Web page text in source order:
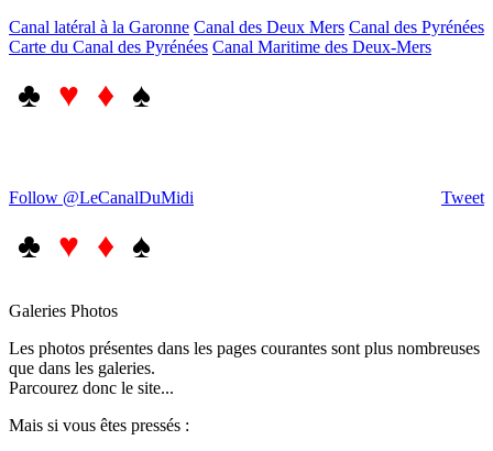
Canal latéral à la Garonne Canal des Deux Mers Canal des Pyrénées
Carte du Canal des Pyrénées Canal Maritime des Deux-Mers
♣ ♥ ♦ ♠
Tweet
Follow @LeCanalDuMidi
♣ ♥ ♦ ♠
Galeries Photos
Les photos présentes dans les pages courantes sont plus nombreuses
que dans les galeries.
Parcourez donc le site...
Mais si vous êtes pressés :